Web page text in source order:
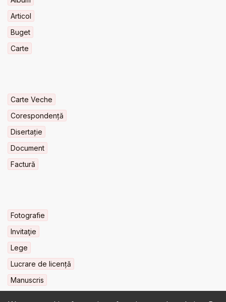
Articol
Buget
Carte
Carte Veche
Corespondență
Disertație
Document
Factură
Fotografie
Invitaţie
Lege
Lucrare de licență
Manuscris